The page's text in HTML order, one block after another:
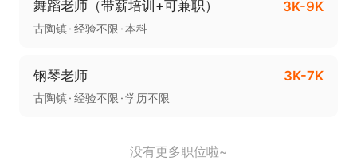
舞蹈老师（带薪培训+可兼职） 3K-9K
古陶镇 经验不限 本科
钢琴老师 3K-7K
古陶镇 经验不限 学历不限
没有更多职位啦~